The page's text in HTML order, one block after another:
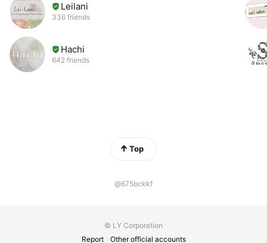
Leilani
336 friends
Hachi
642 friends
Top
@675bckkf
© LY Corporation
Report
Other official accounts